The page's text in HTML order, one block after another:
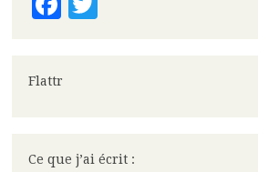
Flattr
Ce que j’ai écrit :